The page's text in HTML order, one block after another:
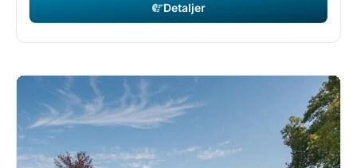
Detaljer